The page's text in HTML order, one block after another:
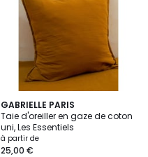
GABRIELLE PARIS
Taie d'oreiller en gaze de coton
uni, Les Essentiels
à partir de
25,00 €
3
Couleurs